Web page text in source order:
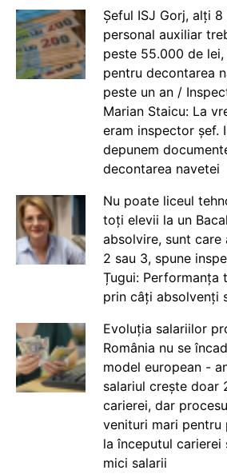
Șeful ISJ Gorj, alți
personal auxiliar
peste 55.000 de
pentru decontarea
peste un an /
Marian Staicu: La
eram inspector șef.
depunem
decontarea navetei
Nu poate liceul
toți elevii la un
absolvire, sunt care
2 sau 3, spune
Țugui: Performanța
prin câți absolvenți
Evoluția salariilor
România nu se
model european -
salariul crește doar
carierei, dar
venituri mari pentru
la începutul carierei
mici salarii